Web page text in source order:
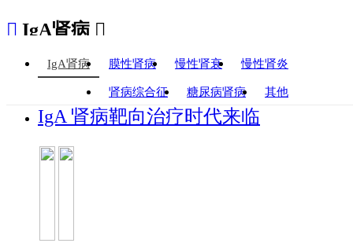
 IgA肾病 
IgA肾病 膜性肾病 慢性肾衰 慢性肾炎
肾病综合征 糖尿病肾病 其他
IgA 肾病靶向治疗时代来临